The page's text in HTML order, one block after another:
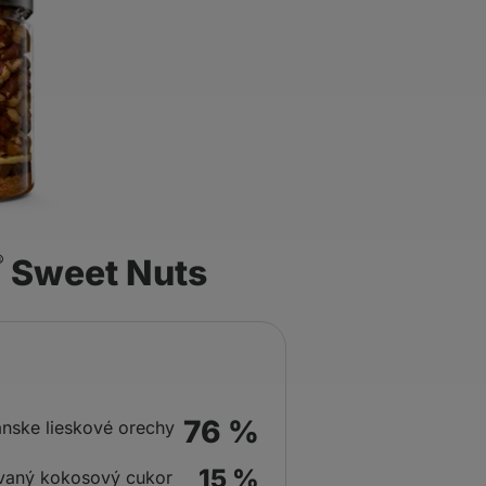
Sweet Nuts
lieskové orechy 76 %
kokosový cukor 15 %